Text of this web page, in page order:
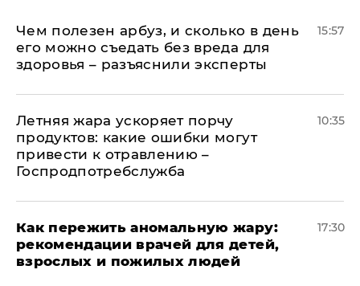
Чем полезен арбуз, и сколько в день
его можно съедать без вреда для
здоровья – разъяснили эксперты
15:57
Летняя жара ускоряет порчу
продуктов: какие ошибки могут
привести к отравлению –
Госпродпотребслужба
10:35
Как пережить аномальную жару:
рекомендации врачей для детей,
взрослых и пожилых людей
17:30